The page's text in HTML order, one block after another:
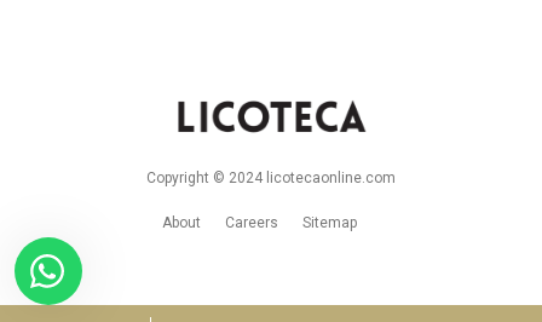
Copyright © 2024 licotecaonline.com
About Careers Sitemap